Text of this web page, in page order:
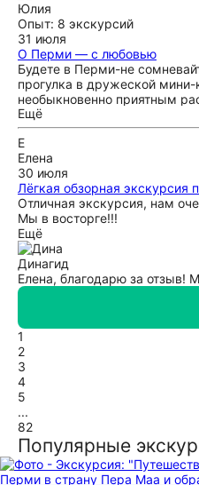
Юлия
Опыт: 8 экскурсий
31 июля
О Перми — с любовью
Будете в Перми-не
прогулка в дружеской
необыкновенно приятным
и увидеть в городе. Её
возможно,зимой,в
Ещё
Е
Елена
30 июля
Лёгкая обзорная экскурсия
Отличная экскурсия, нам
Мы в восторге!!!
Ещё
Динагид
Елена, благодарю за отзыв!
1
2
3
4
5
...
82
Популярные